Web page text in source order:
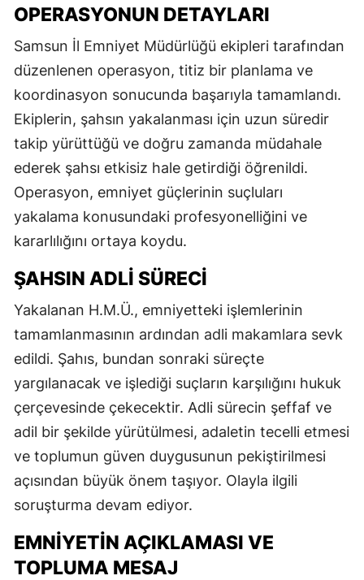
OPERASYONUN DETAYLARI
Samsun İl Emniyet Müdürlüğü ekipleri tarafından
düzenlenen operasyon, titiz bir planlama ve
koordinasyon sonucunda başarıyla tamamlandı.
Ekiplerin, şahsın yakalanması için uzun süredir
takip yürüttüğü ve doğru zamanda müdahale
ederek şahsı etkisiz hale getirdiği öğrenildi.
Operasyon, emniyet güçlerinin suçluları
yakalama konusundaki profesyonelliğini ve
kararlılığını ortaya koydu.
ŞAHSIN ADLI SÜRECI
Yakalanan H.M.Ü., emniyetteki işlemlerinin
tamamlanmasının ardından adli makamlara sevk
edildi. Şahıs, bundan sonraki süreçte
yargılanacak ve işlediği suçların karşılığını hukuk
çerçevesinde çekecektir. Adli sürecin şeffaf ve
adil bir şekilde yürütülmesi, adaletin tecelli etmesi
ve toplumun güven duygusunun pekiştirilmesi
açısından büyük önem taşıyor. Olayla ilgili
soruşturma devam ediyor.
EMNIYETIN AÇIKLAMASI VE
TOPLUMA MESAJ